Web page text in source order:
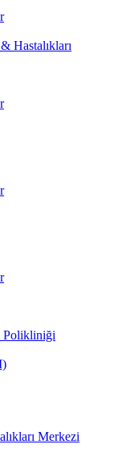
Hastalıkları
Polikliniği
Merkezi